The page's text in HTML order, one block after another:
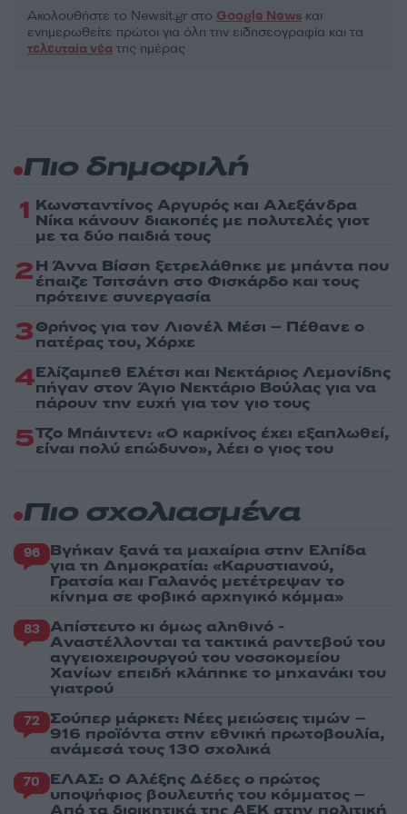
Ακολουθήστε το Νewsit.gr στο Google News και
ενημερωθείτε πρώτοι για όλη την ειδησεογραφία και τα
τελευταία νέα της ημέρας
Πιο δημοφιλή
1 Κωνσταντίνος Αργυρός και Αλεξάνδρα
Νίκα κάνουν διακοπές με πολυτελές γιοτ
με τα δύο παιδιά τους
2Η Άννα Βίσση ξετρελάθηκε με μπάντα που
έπαιζε Τσιτσάνη στο Φισκάρδο και τους
πρότεινε συνεργασία
3Θρήνος για τον Λιονέλ Μέσι – Πέθανε ο
πατέρας του, Χόρχε
4Ελίζαμπεθ Ελέτσι και Νεκτάριος Λεμονίδης
πήγαν στον Άγιο Νεκτάριο Βούλας για να
πάρουν την ευχή για τον γιο τους
5Τζο Μπάιντεν: «Ο καρκίνος έχει εξαπλωθεί,
είναι πολύ επώδυνο», λέει ο γιος του
Πιο σχολιασμένα
96 Βγήκαν ξανά τα μαχαίρια στην Ελπίδα
για τη Δημοκρατία: «Καρυστιανού,
Γρατσία και Γαλανός μετέτρεψαν το
κίνημα σε φοβικό αρχηγικό κόμμα»
83 Απίστευτο κι όμως αληθινό -
Aναστέλλονται τα τακτικά ραντεβού του
αγγειοχειρουργού του νοσοκομείου
Χανίων επειδή κλάπηκε το μηχανάκι του
γιατρού
72 Σούπερ μάρκετ: Νέες μειώσεις τιμών –
916 προϊόντα στην εθνική πρωτοβουλία,
ανάμεσά τους 130 σχολικά
70 ΕΛΑΣ: Ο Αλέξης Δέδες ο πρώτος
υποψήφιος βουλευτής του κόμματος –